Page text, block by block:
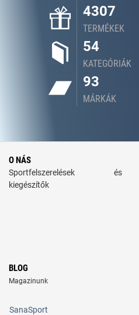
4307
TERMÉKEK
54
KATEGÓRIÁK
93
MÁRKÁK
O NÁS
Sportfelszerelések és
kiegészítők
BLOG
Magazinunk
SanaSport